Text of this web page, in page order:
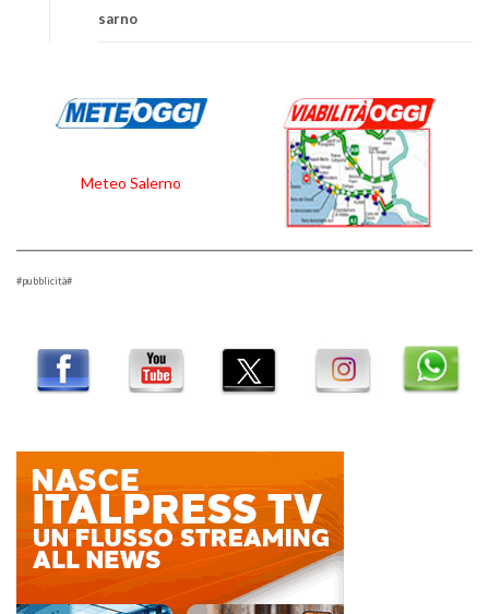
sarno
Meteo Salerno
#pubblicità#